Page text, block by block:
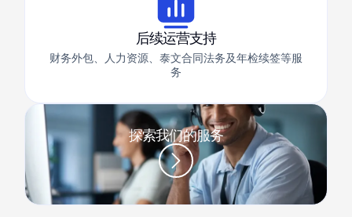
后续运营支持
财务外包、人力资源、泰文合同法务及年检续签等服
务
探索我们的服务